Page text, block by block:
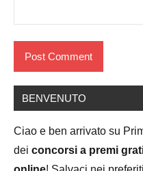
BENVENUTO
Ciao e ben arrivato su
dei concorsi a premi